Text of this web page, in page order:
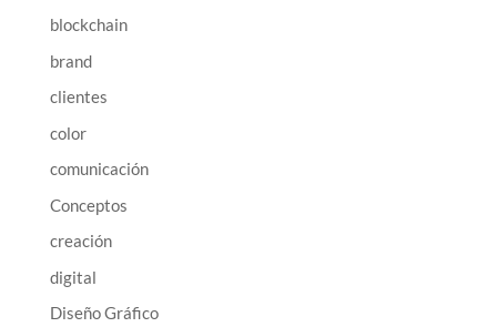
blockchain
brand
clientes
color
comunicación
Conceptos
creación
digital
Diseño Gráfico